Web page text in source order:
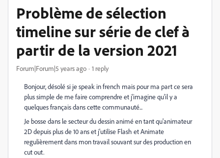
Problème de sélection
timeline sur série de clef à
partir de la version 2021
Forum|Forum|5 years ago 1 reply
Bonjour, désolé si je speak in french mais pour ma part ce sera
plus simple de me faire comprendre et j'imagine qu'il y a
quelques français dans cette communauté...
Je bosse dans le secteur du dessin animé en tant qu'animateur
2D depuis plus de 10 ans et j'utilise Flash et Animate
regulièrement dans mon travail souvant sur des production en
cut out.